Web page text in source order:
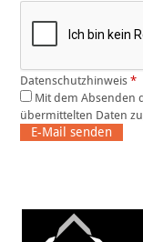
Datenschutzhinweis *
übermittelten Daten
E-Mail senden